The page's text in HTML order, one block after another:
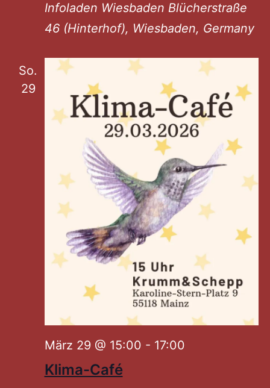
Infoladen Wiesbaden Blücherstraße
46 (Hinterhof), Wiesbaden, Germany
So.
29
Klima-Café
März 29 @ 15:00 - 17:00